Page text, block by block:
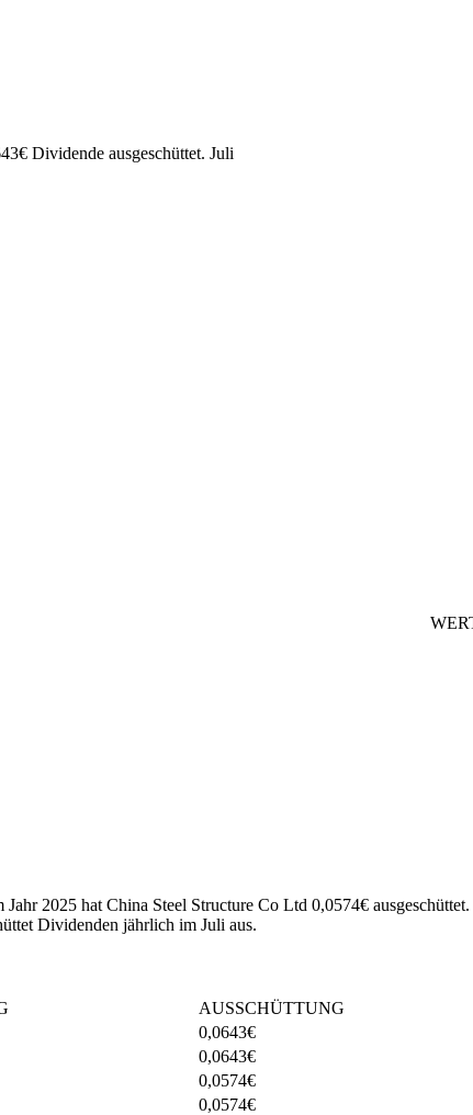
€ Dividende ausgeschüttet. Juli
2025 hat China Steel Structure Co Ltd 0,0574€ ausgeschüttet.
Dividenden jährlich im Juli aus.
AUSSCHÜTTUNG
0,0643€
0,0643€
0,0574€
0,0574€